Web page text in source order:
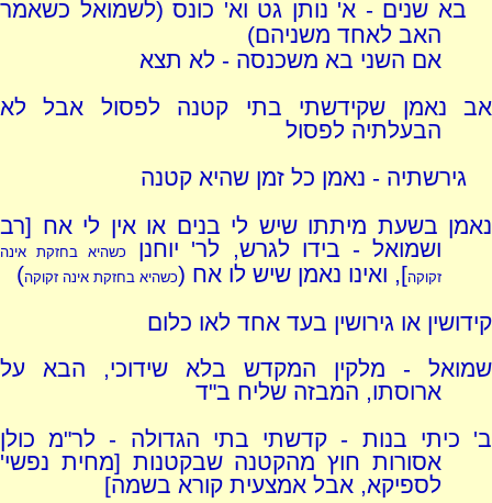
בא שנים - א' נותן גט וא' כונס (לשמואל כשאמר
האב לאחד משניהם)
אם השני בא משכנסה - לא תצא
אב נאמן שקידשתי בתי קטנה לפסול אבל לא
הבעלתיה לפסול
גירשתיה - נאמן כל זמן שהיא קטנה
נאמן בשעת מיתתו שיש לי בנים או אין לי אח [רב
ושמואל - בידו לגרש, לר' יוחנן
כשהיא בחזקת אינה
זקוקה], ואינו נאמן שיש לו אח (כשהיא בחזקת אינה זקוקה)
קידושין או גירושין בעד אחד לאו כלום
שמואל - מלקין המקדש בלא שידוכי, הבא על
ארוסתו, המבזה שליח ב"ד
ב' כיתי בנות - קדשתי בתי הגדולה - לר"מ כולן
אסורות חוץ מהקטנה שבקטנות [מחית נפשי'
לספיקא, אבל אמצעית קורא בשמה]